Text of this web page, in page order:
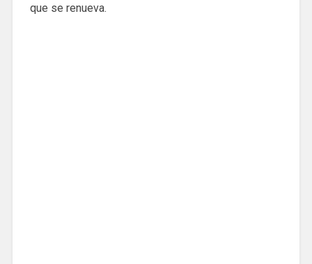
que se renueva.